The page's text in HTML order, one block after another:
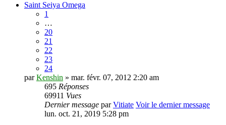
Saint Seiya Omega
1
…
20
21
22
23
24
parKenshin » mar. févr. 07, 2012 2:20 am
695 Réponses
69911 Vues
Dernier message parVitiate Voir le dernier message
lun. oct. 21, 2019 5:28 pm